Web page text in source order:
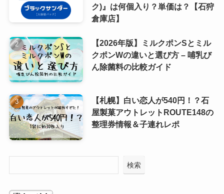
ク)』は何個入り？単価は？【石狩
倉庫店】
【2026年版】ミルクポンSとミル
クポンWの違いと選び方 – 哺乳び
ん除菌料の比較ガイド
【札幌】白い恋人が540円！？石
屋製菓アウトレットROUTE148の
整理券情報＆子連れレポ
検索